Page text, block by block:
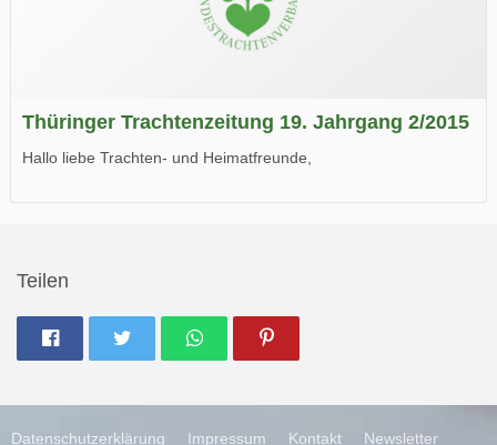
Thüringer Trachtenzeitung 19. Jahrgang 2/2015
Hallo liebe Trachten- und Heimatfreunde,
Teilen
Datenschutzerklärung Impressum Kontakt Newsletter